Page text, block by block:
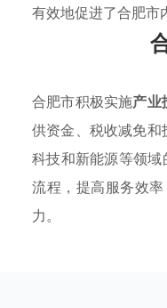
有效地促进了合肥市
合肥市积极实施产业
供资金、税收减免
科技和新能源等领
流程，提高服务效
力。